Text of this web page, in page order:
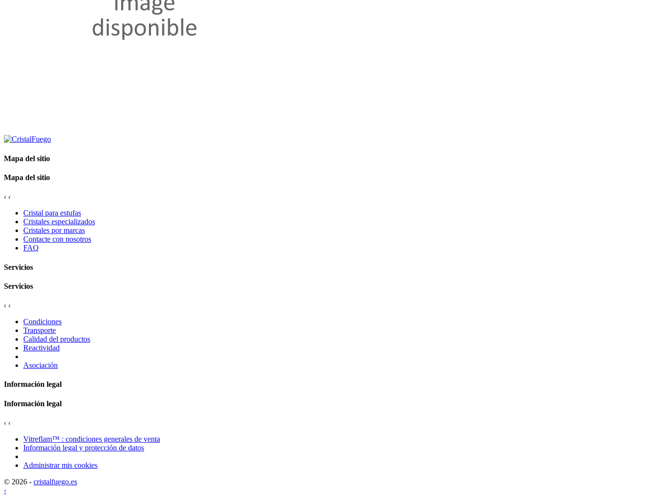
Mapa del sitio
Mapa del sitio
‹ ‹
Cristal para estufas
Cristales especializados
Cristales por marcas
Contacte con nosotros
FAQ
Servicios
Servicios
‹ ‹
Condiciones
Transporte
Calidad del productos
Reactividad
Asociación
Información legal
Información legal
‹ ‹
Vitreflam™ : condiciones generales de venta
Información legal y protección de datos
Administrar mis cookies
© 2026 - cristalfuego.es
‹